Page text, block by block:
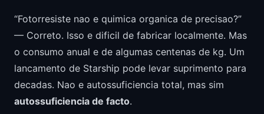
“Fotorresiste nao e quimica organica de precisao?”
— Correto. Isso e dificil de fabricar localmente. Mas
o consumo anual e de algumas centenas de kg. Um
lancamento de Starship pode levar suprimento para
decadas. Nao e autossuficiencia total, mas sim
autossuficiencia de facto.